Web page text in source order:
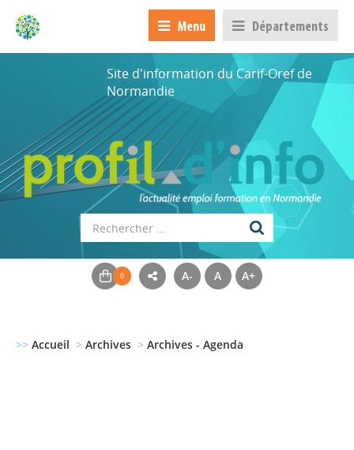
Menu Départements
Site d'information du Carif-Oref de
Normandie
A- A A+
>> Accueil > Archives > Archives - Agenda